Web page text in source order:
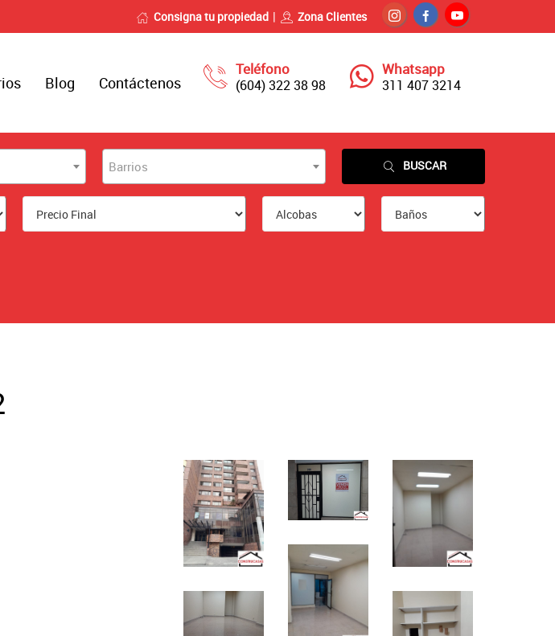
Consigna tu propiedad Zona Clientes
Teléfono
(604) 322 38 98
Whatsapp
311 407 3214
Blog Contáctenos
Barrios BUSCAR